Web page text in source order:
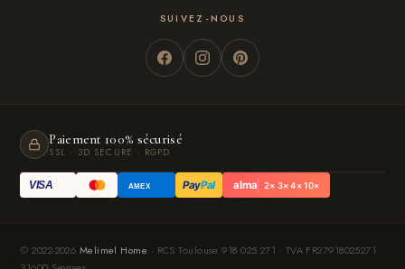
SUIVEZ-NOUS
Paiement 100% sécurisé
SSL · 3D SECURE · RGPD
VISA AMEX PayPal alma 2× 3× 4× 10×
© 2022-2026 Melimel Home · RCS Toulouse 918 025 271 · TVA FR27918025271 ·